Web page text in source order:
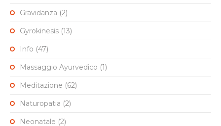
Gravidanza (2)
Gyrokinesis (13)
Info (47)
Massaggio Ayurvedico (1)
Meditazione (62)
Naturopatia (2)
Neonatale (2)